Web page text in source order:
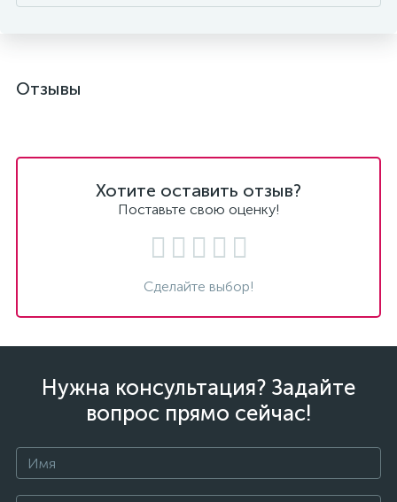
Отзывы
Хотите оставить отзыв?
Поставьте свою оценку!
Сделайте выбор!
Нужна консультация? Задайте
вопрос прямо сейчас!